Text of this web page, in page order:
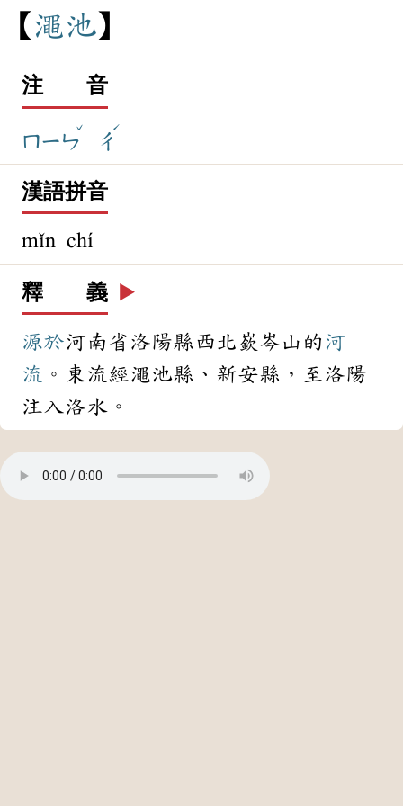
澠池
注 音
ㄇㄧㄣ
ˇ
ㄔ
ˊ
漢語拼音
mǐn chí
釋 義 ▶️
源於河南省洛陽縣西北嶔岑山的 河
流 。東流經澠池縣、新安縣，至洛陽
注入洛水。